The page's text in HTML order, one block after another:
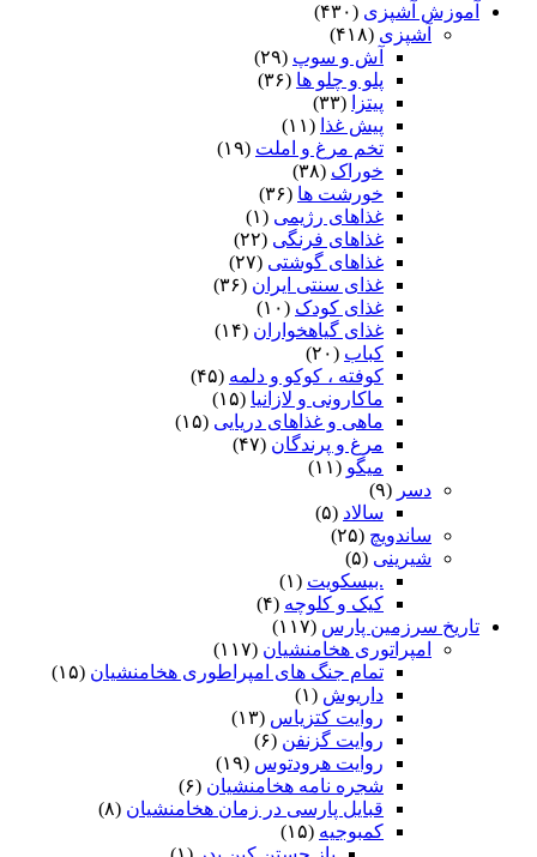
آموزش آشپزی (۴۳۰)
آشپزی (۴۱۸)
آش و سوپ (۲۹)
پلو و چلو ها (۳۶)
پیتزا
(۳۳)
پیش غذا (۱۱)
تخم مرغ و املت (۱۹)
خوراک (۳۸)
خورشت ها (۳۶)
غذاهای رژیمی (۱)
غذاهای فرنگی (۲۲)
غذاهای گوشتی (۲۷)
غذای سنتی ایران (۳۶)
غذای کودک (۱۰)
غذای گیاهخواران (۱۴)
کباب (۲۰)
کوفته ، کوکو و دلمه (۴۵)
ماکارونی و لازانیا (۱۵)
ماهی و غذاهای دریایی (۱۵)
مرغ و پرندگان (۴۷)
میگو (۱۱)
دسر (۹)
سالاد (۵)
ساندویچ (۲۵)
شیرینی (۵)
.بیسکویت (۱)
کیک و کلوچه (۴)
تاریخ سرزمین پارس (۱۱۷)
امپراتوری هخامنشیان (۱۱۷)
تمام جنگ های امپراطوری هخامنشیان (۱۵)
داریوش (۱)
روایت کتزیاس (۱۳)
روایت گزنفن (۶)
روایت هرودتوس (۱۹)
شجره نامه هخامنشیان (۶)
قبایل پارسی در زمان هخامنشیان (۸)
کمبوجیه (۱۵)